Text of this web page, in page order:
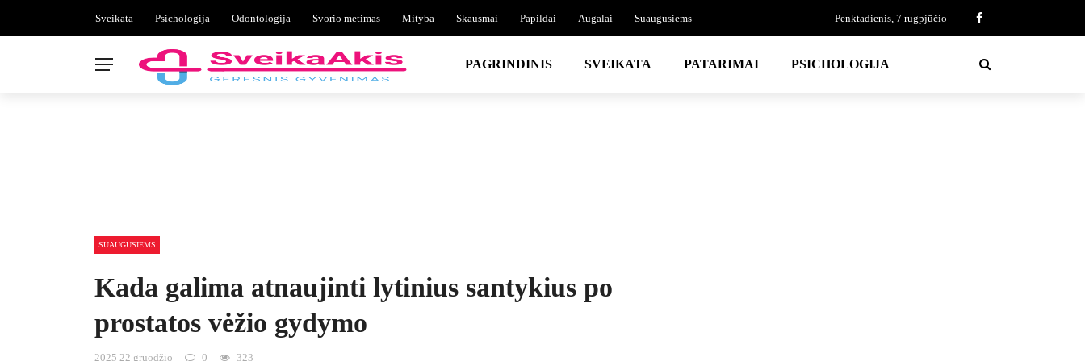
Sveikata Psichologija Odontologija Svorio metimas Mityba Skausmai Papildai Augalai Suaugusiems Penktadienis, 7 rugpjūčio
PAGRINDINIS SVEIKATA PATARIMAI PSICHOLOGIJA
SUAUGUSIEMS
Kada galima atnaujinti lytinius santykius po
prostatos vėžio gydymo
2025 22 gruodžio 0 323